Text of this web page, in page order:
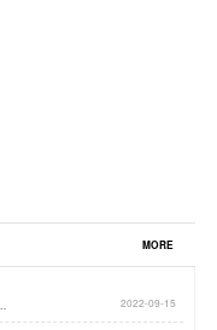
MORE
2022-09-15